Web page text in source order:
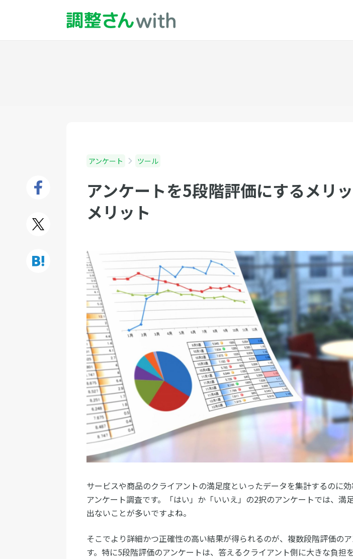
アンケート ツール
アンケートを5段階評価にするメリ
メリット
サービスや商品のクライアントの満足度といったデータを集計するのに
アンケート調査です。「はい」か「いいえ」の2択のアンケートでは、満
出ないことが多いですよね。
そこでより詳細かつ正確性の高い結果が得られるのが、複数段階評価の
す。特に5段階評価のアンケートは、答えるクライアント側に大きな負担